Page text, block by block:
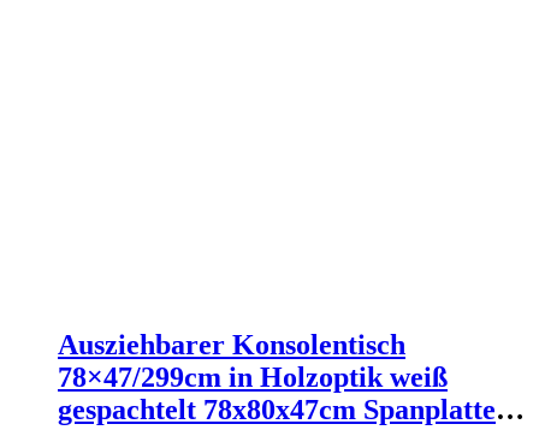
Ausziehbarer Konsolentisch
78×47/299cm in Holzoptik weiß
gespachtelt 78x80x47cm Spanplatte